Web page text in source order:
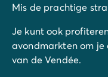
Mis de prachtige
Je kunt ook
avondmarkten om
van de Vendée.